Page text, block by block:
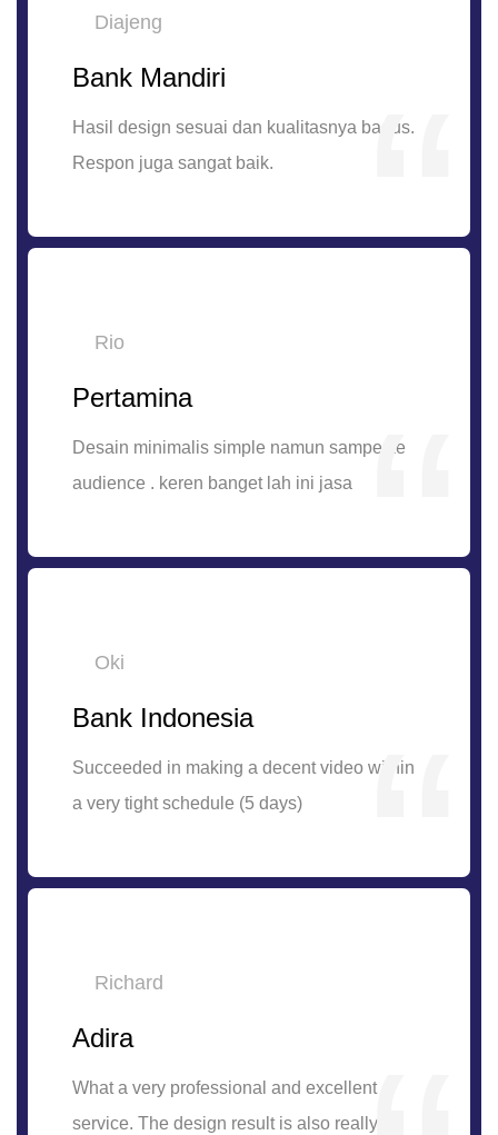
Diajeng
Bank Mandiri
Hasil design sesuai dan kualitasnya bagus.
Respon juga sangat baik.
Rio
Pertamina
Desain minimalis simple namun sampe ke
audience . keren banget lah ini jasa
Oki
Bank Indonesia
Succeeded in making a decent video within
a very tight schedule (5 days)
Richard
Adira
What a very professional and excellent
service. The design result is also really